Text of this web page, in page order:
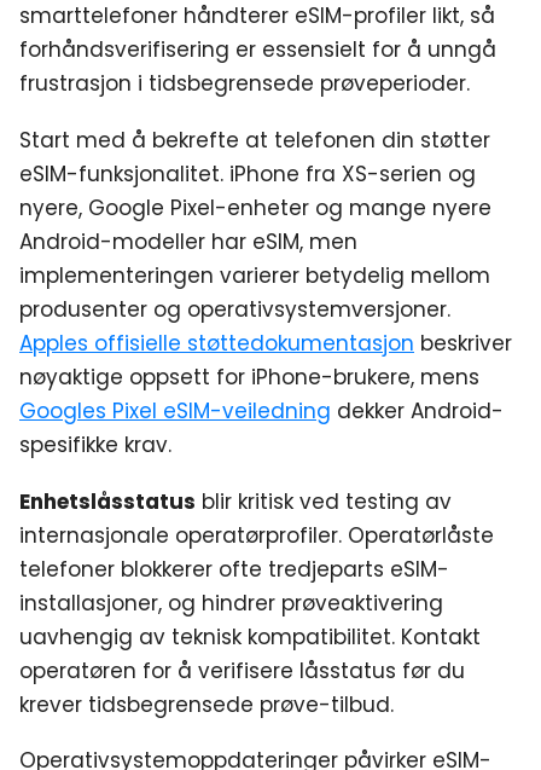
smarttelefoner håndterer eSIM-profiler likt, så
forhåndsverifisering er essensielt for å unngå
frustrasjon i tidsbegrensede prøveperioder.
Start med å bekrefte at telefonen din støtter
eSIM-funksjonalitet. iPhone fra XS-serien og
nyere, Google Pixel-enheter og mange nyere
Android-modeller har eSIM, men
implementeringen varierer betydelig mellom
produsenter og operativsystemversjoner.
Apples offisielle støttedokumentasjon beskriver
nøyaktige oppsett for iPhone-brukere, mens
Googles Pixel eSIM-veiledning dekker Android-
spesifikke krav.
Enhetslåsstatus blir kritisk ved testing av
internasjonale operatørprofiler. Operatørlåste
telefoner blokkerer ofte tredjeparts eSIM-
installasjoner, og hindrer prøveaktivering
uavhengig av teknisk kompatibilitet. Kontakt
operatøren for å verifisere låsstatus før du
krever tidsbegrensede prøve-tilbud.
Operativsystemoppdateringer påvirker eSIM-